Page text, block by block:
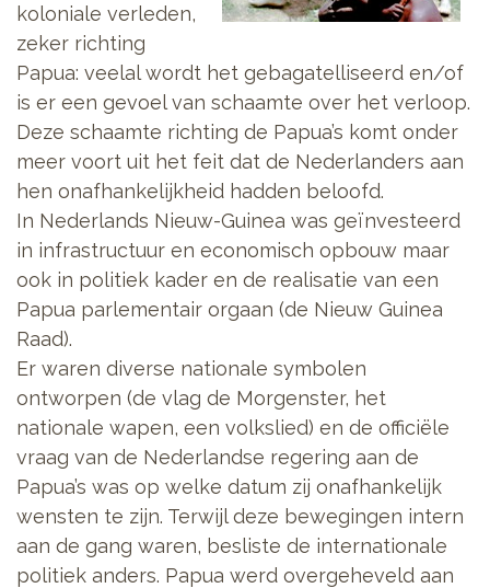
koloniale verleden,
zeker richting
Papua: veelal wordt het gebagatelliseerd en/of
is er een gevoel van schaamte over het verloop.
Deze schaamte richting de Papua’s komt onder
meer voort uit het feit dat de Nederlanders aan
hen onafhankelijkheid hadden beloofd.
In Nederlands Nieuw-Guinea was geïnvesteerd
in infrastructuur en economisch opbouw maar
ook in politiek kader en de realisatie van een
Papua parlementair orgaan (de Nieuw Guinea
Raad).
Er waren diverse nationale symbolen
ontworpen (de vlag de Morgenster, het
nationale wapen, een volkslied) en de officiële
vraag van de Nederlandse regering aan de
Papua’s was op welke datum zij onafhankelijk
wensten te zijn. Terwijl deze bewegingen intern
aan de gang waren, besliste de internationale
politiek anders. Papua werd overgeheveld aan